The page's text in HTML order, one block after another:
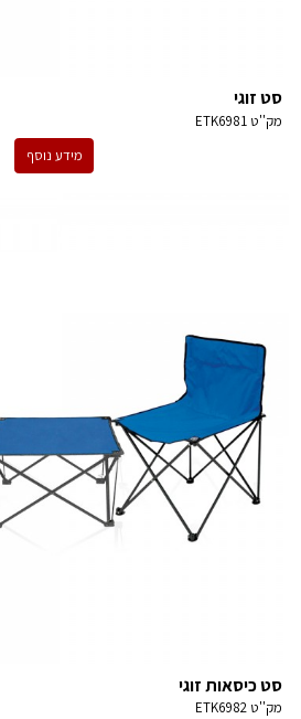
סט זוגי
מק''טETK6981
מידע נוסף
סט כיסאות זוגי
מק''טETK6982